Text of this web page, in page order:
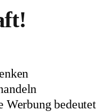
Werbung bedeutet